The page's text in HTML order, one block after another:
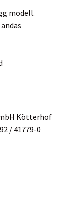
modell.
Kötterhof
/ 41779-0